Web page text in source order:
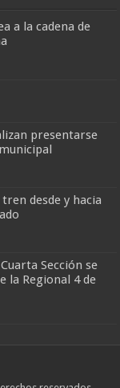
a la cadena de
presentarse
desde y hacia
Sección se
la Regional 4 de